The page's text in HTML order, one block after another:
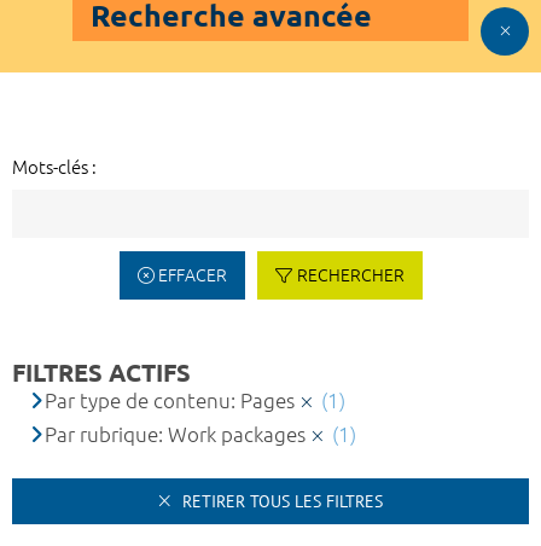
Recherche avancée
Mots-clés :
EFFACER RECHERCHER
FILTRES ACTIFS
Par type de contenu: Pages
(1)
Par rubrique: Work packages
(1)
RETIRER TOUS LES FILTRES